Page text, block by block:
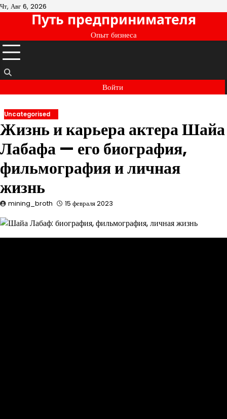
Перейти
содержимому
Чт, Авг 6, 2026
Путь предпринимателя
Опыт бизнеса
Войти
Uncategorised
Жизнь и карьера актера Шайа
Лабафа — его биография,
фильмография и личная
жизнь
mining_broth 15 февраля 2023